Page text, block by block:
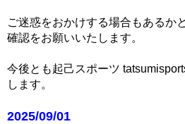
ご迷惑をおかけする場合もあるか
確認をお願いいたします。
今後とも起己スポーツ
します。
2025/09/01